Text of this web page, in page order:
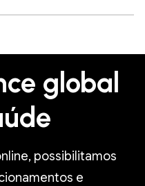
global
possibilitamos
e